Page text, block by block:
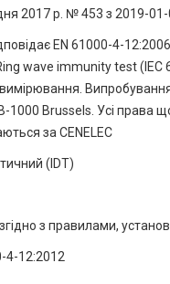
2017 р. № 453 з 2019-01-
EN 61000-4-
wave immunity test (IEC
Випробування
1000 Brussels. Усі права
за CENELEC
(IDT)
з правилами,
4-12:2012